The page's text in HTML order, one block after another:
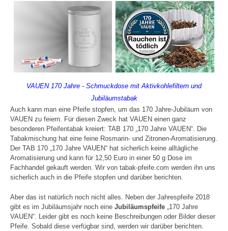
VAUEN 170 Jahre - Schmuckdose mit Aktivkohlefiltern und
Jubiläumstabak
Auch kann man eine Pfeife stopfen, um das 170 Jahre-Jubiläum von
VAUEN zu feiern. Für diesen Zweck hat VAUEN einen ganz
besonderen Pfeifentabak kreiert: TAB 170 „170 Jahre VAUEN“. Die
Tabakmischung hat eine feine Rosmarin- und Zitronen-Aromatisierung.
Der TAB 170 „170 Jahre VAUEN“ hat sicherlich keine alltägliche
Aromatisierung und kann für 12,50 Euro in einer 50 g Dose im
Fachhandel gekauft werden. Wir von tabak-pfeife.com werden ihn uns
sicherlich auch in die Pfeife stopfen und darüber berichten.
Aber das ist natürlich noch nicht alles. Neben der Jahrespfeife 2018
gibt es im Jubiläumsjahr noch eine Jubiläumspfeife „170 Jahre
VAUEN“. Leider gibt es noch keine Beschreibungen oder Bilder dieser
Pfeife. Sobald diese verfügbar sind, werden wir darüber berichten.